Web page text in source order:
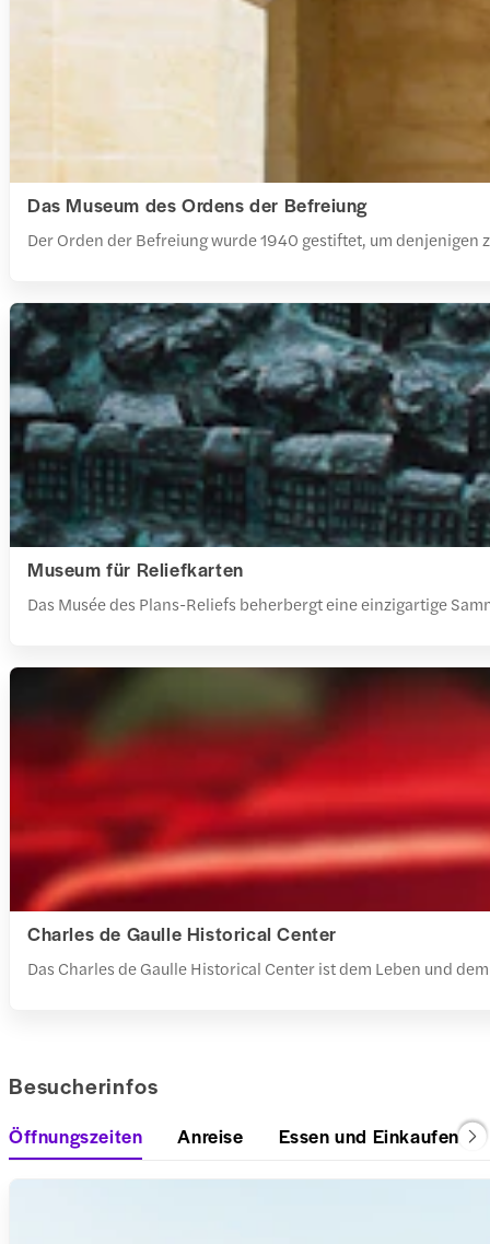
Das Museum des Ordens der Befreiung
Der Orden der Befreiung wurde 1940 gestiftet, um
Museum für Reliefkarten
Das Musée des Plans-Reliefs beherbergt eine einzigartige
Charles de Gaulle Historical Center
Das Charles de Gaulle Historical Center ist dem Leben und
Besucherinfos
Öffnungszeiten Anreise Essen und Einkaufen